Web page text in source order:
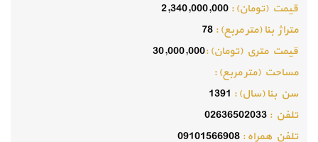
قيمت (تومان) :2,340,000,000
متراژ بنا (متر مربع) :78
قيمت متري (تومان) :30,000,000
مساحت (متر مربع) :
سن بنا (سال) : 1391
تلفن :02636502033
تلفن همراه :09101566908